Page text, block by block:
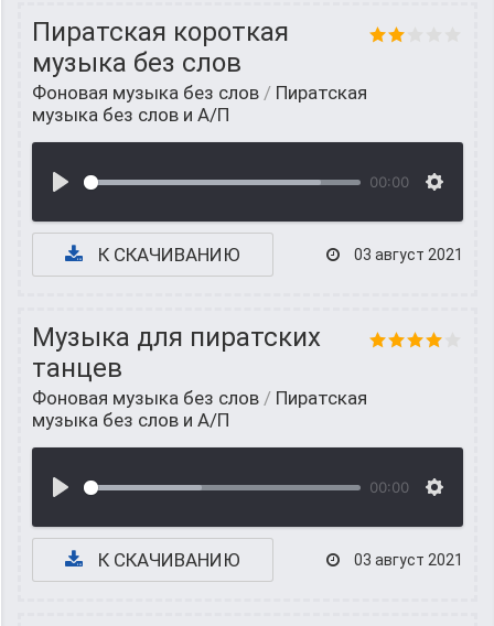
Пиратская короткая
музыка без слов
Фоновая музыка без слов / Пиратская
музыка без слов и А/П
00:00
К СКАЧИВАНИЮ 03 август 2021
Музыка для пиратских
танцев
Фоновая музыка без слов / Пиратская
музыка без слов и А/П
00:00
К СКАЧИВАНИЮ 03 август 2021